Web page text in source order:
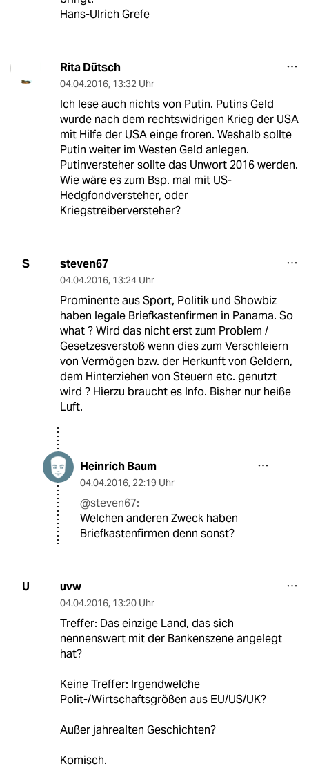
Hans-Ulrich Grefe
Rita Dütsch
04.04.2016, 13:32 Uhr
Ich lese auch nichts von Putin. Putins Geld
wurde nach dem rechtswidrigen Krieg der USA
mit Hilfe der USA einge froren. Weshalb sollte
Putin weiter im Westen Geld anlegen.
Putinversteher sollte das Unwort 2016 werden.
Wie wäre es zum Bsp. mal mit US-
Hedgfondversteher, oder
Kriegstreiberversteher?
S steven67
04.04.2016, 13:24 Uhr
Prominente aus Sport, Politik und Showbiz
haben legale Briefkastenfirmen in Panama. So
what ? Wird das nicht erst zum Problem /
Gesetzesverstoß wenn dies zum Verschleiern
von Vermögen bzw. der Herkunft von Geldern,
dem Hinterziehen von Steuern etc. genutzt
wird ? Hierzu braucht es Info. Bisher nur heiße
Luft.
Heinrich Baum
04.04.2016, 22:19 Uhr
@steven67:
Welchen anderen Zweck haben
Briefkastenfirmen denn sonst?
U uvw
04.04.2016, 13:20 Uhr
Treffer: Das einzige Land, das sich
nennenswert mit der Bankenszene angelegt
hat?
Keine Treffer: Irgendwelche
Polit-/Wirtschaftsgrößen aus EU/US/UK?
Außer jahrealten Geschichten?
Komisch.